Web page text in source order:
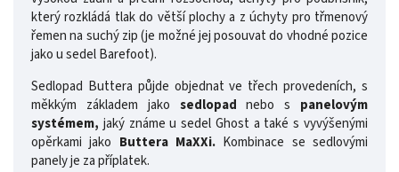
který rozkládá tlak do větší plochy a z úchyty pro třmenový
řemen na suchý zip (je možné jej posouvat do vhodné pozice
jako u sedel Barefoot).
Sedlopad Buttera půjde objednat ve třech provedeních, s
měkkým základem jako sedlopad nebo s
panelovým
systémem, jaký známe u sedel Ghost a také s vyvýšenými
opěrkami jako Buttera MaXXi. Kombinace se sedlovými
panely je za příplatek.